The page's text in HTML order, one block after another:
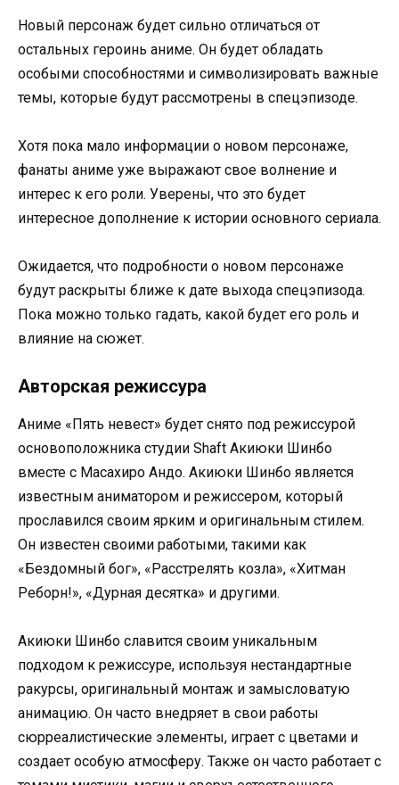
Новый персонаж будет сильно отличаться от
остальных героинь аниме. Он будет обладать
особыми способностями и символизировать важные
темы, которые будут рассмотрены в спецэпизоде.
Хотя пока мало информации о новом персонаже,
фанаты аниме уже выражают свое волнение и
интерес к его роли. Уверены, что это будет
интересное дополнение к истории основного сериала.
Ожидается, что подробности о новом персонаже
будут раскрыты ближе к дате выхода спецэпизода.
Пока можно только гадать, какой будет его роль и
влияние на сюжет.
Авторская режиссура
Аниме «Пять невест» будет снято под режиссурой
основоположника студии Shaft Акиюки Шинбо
вместе с Масахиро Андо. Акиюки Шинбо является
известным аниматором и режиссером, который
прославился своим ярким и оригинальным стилем.
Он известен своими работыми, такими как
«Бездомный бог», «Расстрелять козла», «Хитман
Реборн!», «Дурная десятка» и другими.
Акиюки Шинбо славится своим уникальным
подходом к режиссуре, используя нестандартные
ракурсы, оригинальный монтаж и замысловатую
анимацию. Он часто внедряет в свои работы
сюрреалистические элементы, играет с цветами и
создает особую атмосферу. Также он часто работает с